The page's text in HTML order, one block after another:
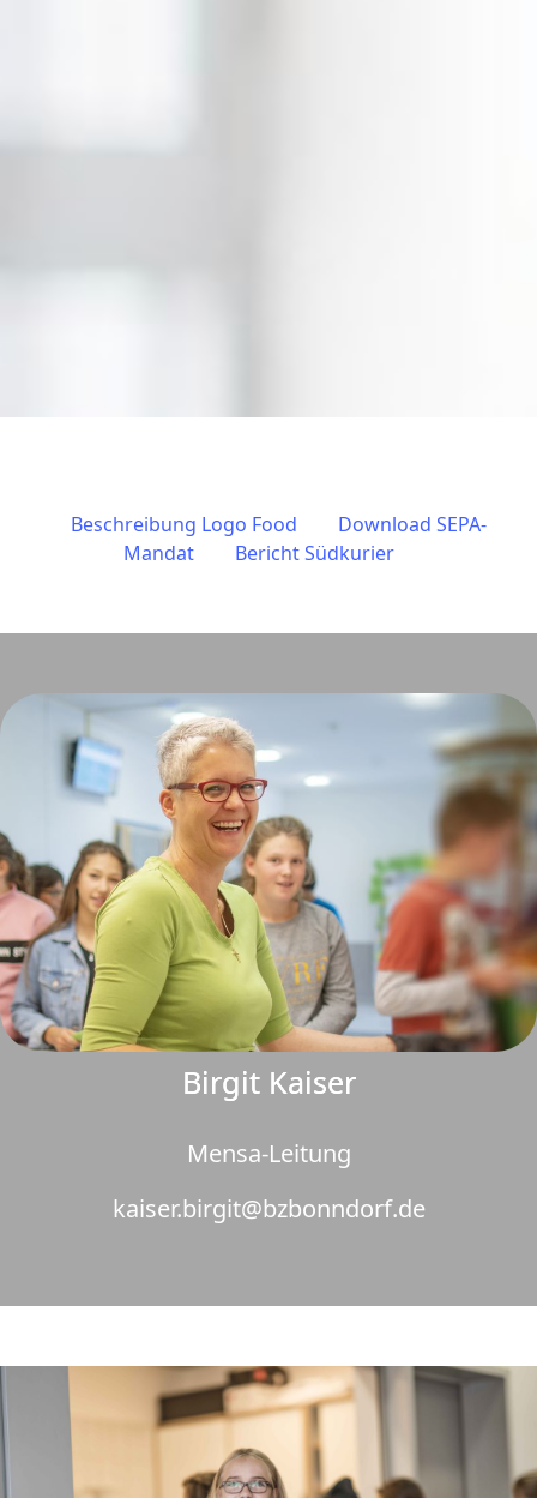
Beschreibung Logo Food
Download SEPA-
Mandat
Bericht Südkurier
Birgit Kaiser
Mensa-Leitung
kaiser.birgit@bzbonndorf.de